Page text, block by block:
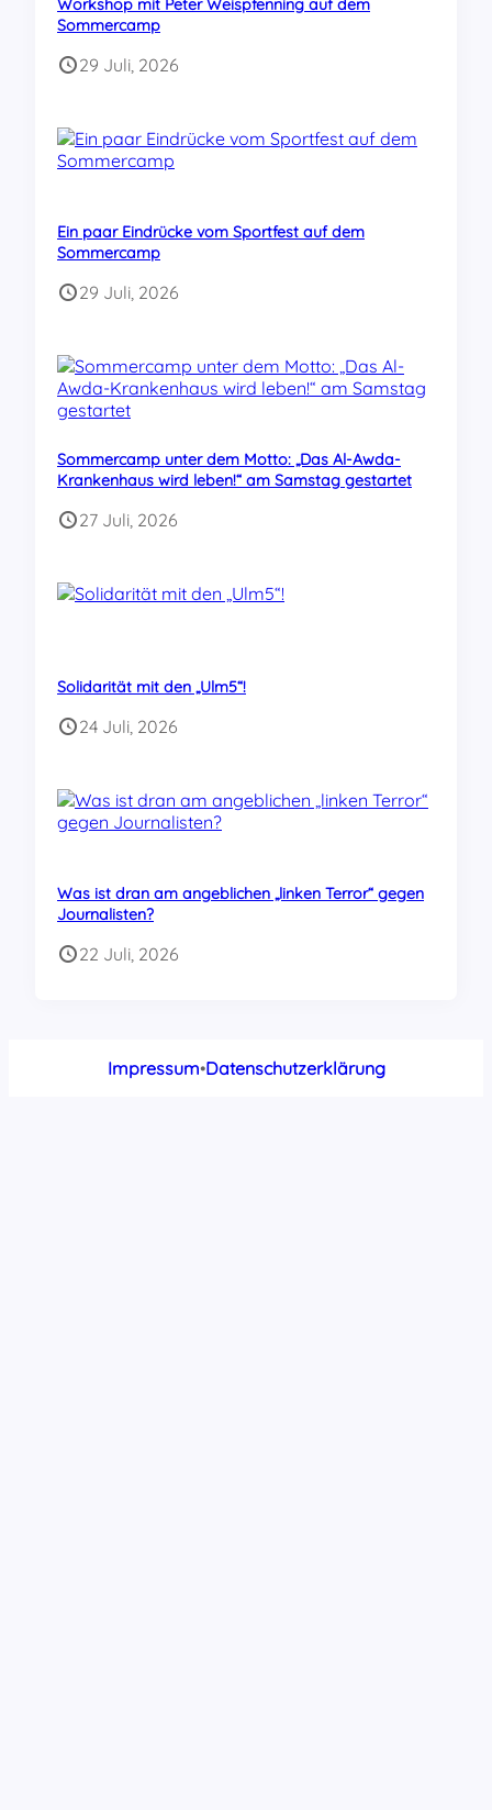
Workshop mit Peter Weispfenning auf dem
Sommercamp
29 Juli, 2026
Ein paar Eindrücke vom Sportfest auf dem
Sommercamp
29 Juli, 2026
Sommercamp unter dem Motto: „Das Al-Awda-
Krankenhaus wird leben!“ am Samstag gestartet
27 Juli, 2026
Solidarität mit den „Ulm5“!
24 Juli, 2026
Was ist dran am angeblichen „linken Terror“ gegen
Journalisten?
22 Juli, 2026
Impressum•Datenschutzerklärung